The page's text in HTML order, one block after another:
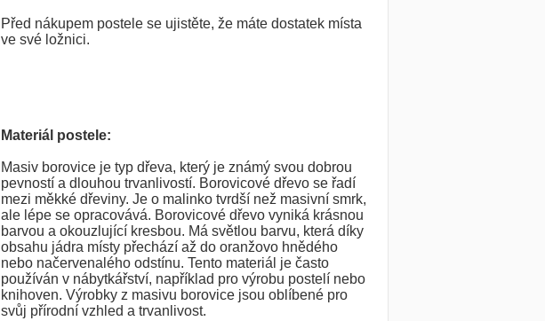
Před nákupem postele se ujistěte, že máte dostatek místa
ve své ložnici.
Materiál postele:
Masiv borovice je typ dřeva, který je známý svou dobrou
pevností a dlouhou trvanlivostí. Borovicové dřevo se řadí
mezi měkké dřeviny. Je o malinko tvrdší než masivní smrk,
ale lépe se opracovává. Borovicové dřevo vyniká krásnou
barvou a okouzlující kresbou. Má světlou barvu, která díky
obsahu jádra místy přechází až do oranžovo hnědého
nebo načervenalého odstínu. Tento materiál je často
používán v nábytkářství, například pro výrobu postelí nebo
knihoven. Výrobky z masivu borovice jsou oblíbené pro
svůj přírodní vzhled a trvanlivost.